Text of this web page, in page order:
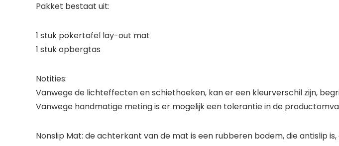
Pakket bestaat uit:
1 stuk pokertafel lay-out mat
1 stuk opbergtas
Notities:
Vanwege de lichteffecten en schiethoeken, kan er een kleurverschil zijn,
Vanwege handmatige meting is er mogelijk een tolerantie in de
Nonslip Mat: de achterkant van de mat is een rubberen bodem, die antislip